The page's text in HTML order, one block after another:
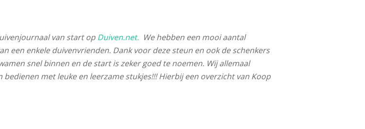
van start opDuiven.net. We hebben een mooi aantal
een enkele duivenvrienden. Dank voor deze steun en ook de schenkers
snel binnen en de start is zeker goed te noemen. Wij allemaal
met leuke en leerzame stukjes!!! Hierbij een overzicht van Koop